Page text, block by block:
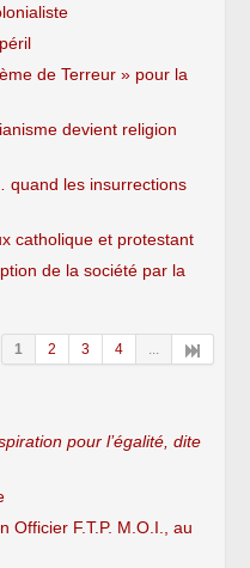
de Terreur » pour la
devient religion
quand les insurrections
catholique et protestant
de la société par la
1 2 3 4 ...
pour l’égalité, dite
Officier F.T.P. M.O.I., au